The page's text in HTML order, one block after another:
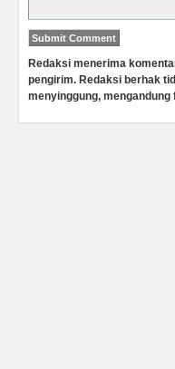
Redaksi menerima
pengirim. Redaksi berhak
menyinggung,